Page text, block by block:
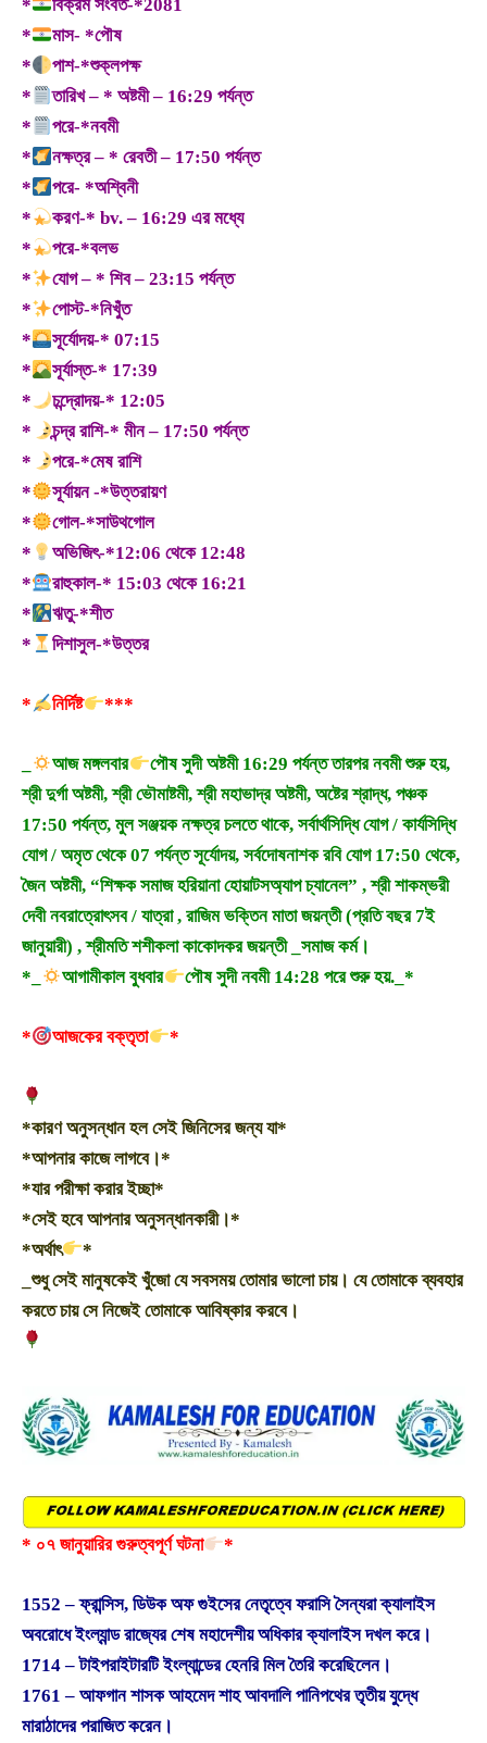
*
বিক্রম সংবত-*2081
*
মাস- *পৌষ
*
পাশ-*শুক্লপক্ষ
*
তারিখ – * অষ্টমী – 16:29 পর্যন্ত
*
পরে-*নবমী
*
নক্ষত্র – * রেবতী – 17:50 পর্যন্ত
*
পরে- *অশ্বিনী
*
করণ-* bv. – 16:29 এর মধ্যে
*
পরে-*বলভ
*
যোগ – * শিব – 23:15 পর্যন্ত
*
পোস্ট-*নিখুঁত
*
সূর্যোদয়-* 07:15
*
সূর্যাস্ত-* 17:39
*
চন্দ্রোদয়-* 12:05
*
চন্দ্র রাশি-* মীন – 17:50 পর্যন্ত
*
পরে-*মেষ রাশি
*
সূর্যায়ন -*উত্তরায়ণ
*
গোল-*সাউথগোল
*
অভিজিৎ-*12:06 থেকে 12:48
*
রাহুকাল-* 15:03 থেকে 16:21
*
ঋতু-*শীত
*
দিশাসুল-*উত্তর
* নির্দিষ্ট ***
আজ মঙ্গলবার
পৌষ সুদী অষ্টমী 16:29 পর্যন্ত তারপর নবমী শুরু হয়,
শ্রী দুর্গা অষ্টমী, শ্রী ভৌমাষ্টমী, শ্রী মহাভাদ্র অষ্টমী, অষ্টের শ্রাদ্ধ, পঞ্চক
17:50 পর্যন্ত, মুল সঞ্জয়ক নক্ষত্র চলতে থাকে, সর্বার্থসিদ্ধি যোগ / কার্যসিদ্ধি
যোগ / অমৃত থেকে 07 পর্যন্ত সূর্যোদয়, সর্বদোষনাশক রবি যোগ 17:50 থেকে,
জৈন অষ্টমী, “শিক্ষক সমাজ হরিয়ানা হোয়াটসঅ্যাপ চ্যানেল” , শ্রী শাকম্ভরী
দেবী নবরাত্রোৎসব / যাত্রা , রাজিম ভক্তিন মাতা জয়ন্তী (প্রতি বছর 7ই
জানুয়ারী) , শ্রীমতি শশীকলা কাকোদকর জয়ন্তী _সমাজ কর্ম।
*_
আগামীকাল বুধবার পৌষ সুদী নবমী 14:28 পরে শুরু হয়._*
* আজকের বক্তৃতা *
*কারণ অনুসন্ধান হল সেই জিনিসের জন্য যা*
*আপনার কাজে লাগবে।*
*যার পরীক্ষা করার ইচ্ছা*
*সেই হবে আপনার অনুসন্ধানকারী।*
*অর্থাৎ
*
_শুধু সেই মানুষকেই খুঁজো যে সবসময় তোমার ভালো চায়। যে তোমাকে ব্যবহার
করতে চায় সে নিজেই তোমাকে আবিষ্কার করবে।
* ০৭ জানুয়ারির গুরুত্বপূর্ণ ঘটনা *
1552 – ফ্রান্সিস, ডিউক অফ গুইসের নেতৃত্বে ফরাসি সৈন্যরা ক্যালাইস
অবরোধে ইংল্যান্ড রাজ্যের শেষ মহাদেশীয় অধিকার ক্যালাইস দখল করে।
1714 – টাইপরাইটারটি ইংল্যান্ডের হেনরি মিল তৈরি করেছিলেন।
1761 – আফগান শাসক আহমেদ শাহ আবদালি পানিপথের তৃতীয় যুদ্ধে
মারাঠাদের পরাজিত করেন।